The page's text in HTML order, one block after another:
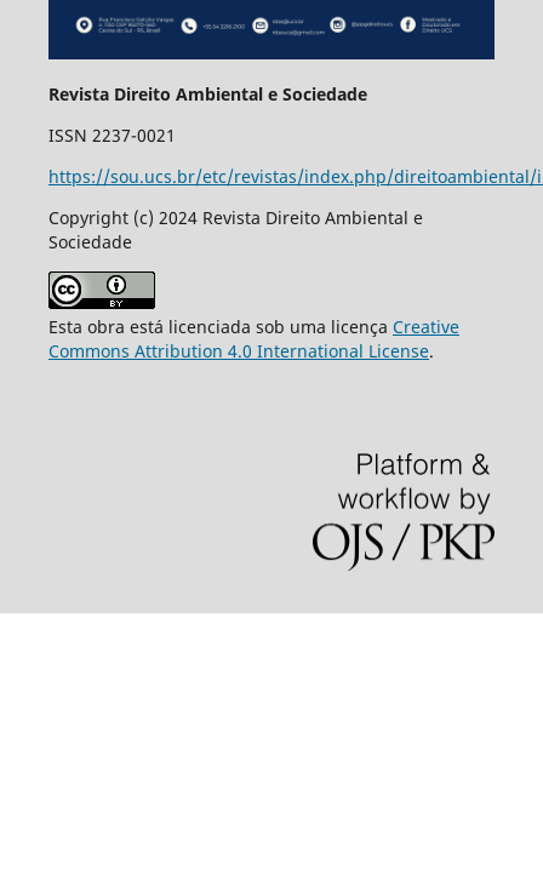
Revista Direito Ambiental e Sociedade
ISSN 2237-0021
https://sou.ucs.br/etc/revistas/index.php/direitoambiental/
Copyright (c) 2024 Revista Direito Ambiental e
Sociedade
Esta obra está licenciada sob uma licença Creative
Commons Attribution 4.0 International License.